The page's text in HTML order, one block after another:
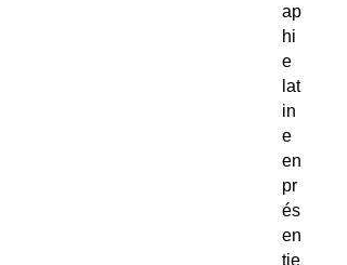
ap
hi
e
lat
in
e
en
pr
és
en
tie